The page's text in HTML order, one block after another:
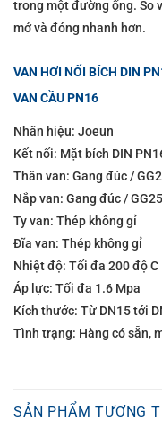
trong một đường ống. So
mở và đóng nhanh hơn.
VAN HƠI NỐI BÍCH DIN
VAN CẦU PN16
Nhãn hiệu: Joeun
Kết nối: Mặt bích DIN
Thân van: Gang đúc /
Nắp van: Gang đúc / GG25
Ty van: Thép không gỉ
Đĩa van: Thép không gỉ
Nhiệt độ: Tối đa 200 độ C
Áp lực: Tối đa 1.6 Mpa
Kích thước: Từ DN15 tới
Tình trạng: Hàng có sẵn,
SẢN PHẨM TƯƠNG